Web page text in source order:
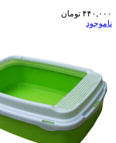
۴۴۰,۰۰۰ تومان
ناموجود